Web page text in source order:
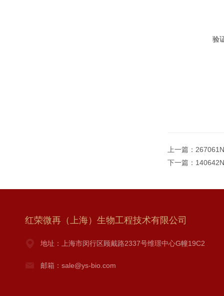
验
上一篇：
下一篇：
红荣微再（上海）生物工程技术有限公司
地址：上海市闵行区顾戴路2337号维璟中心G幢19C2
邮箱：sale@ys-bio.com